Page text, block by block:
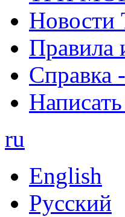
Правила
ru
English
Русский